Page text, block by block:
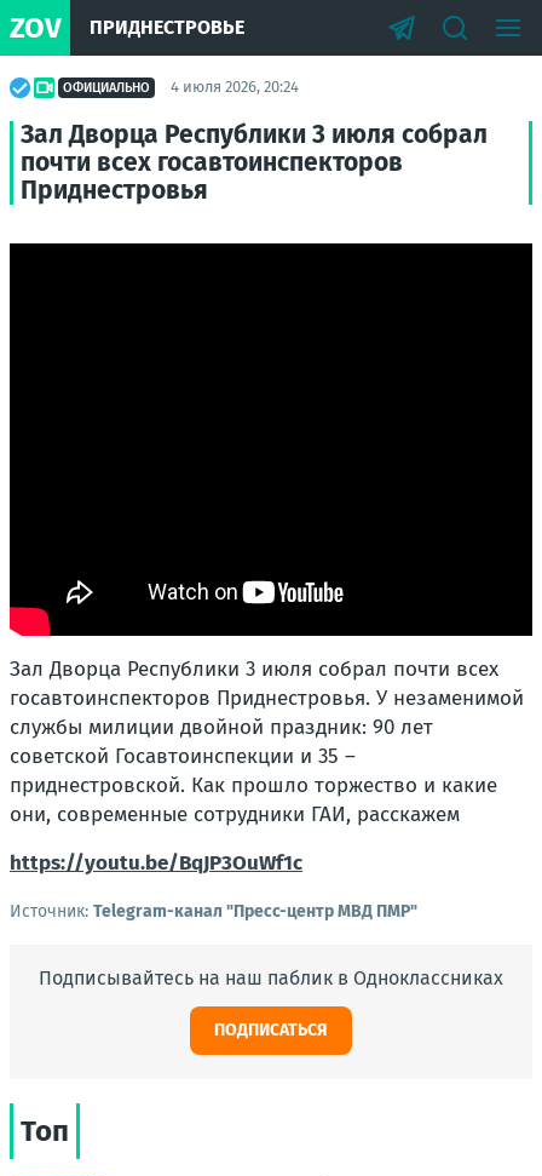
ZOV ПРИДНЕСТРОВЬЕ
ОФИЦИАЛЬНО 4 июля 2026, 20:24
Зал Дворца Республики 3 июля собрал
почти всех госавтоинспекторов
Приднестровья
Зал Дворца Республики 3 июля собрал почти всех
госавтоинспекторов Приднестровья. У незаменимой
службы милиции двойной праздник: 90 лет
советской Госавтоинспекции и 35 –
приднестровской. Как прошло торжество и какие
они, современные сотрудники ГАИ, расскажем
https://youtu.be/BqJP3OuWf1c
Источник: Telegram-канал "Пресс-центр МВД ПМР"
Подписывайтесь на наш паблик в Одноклассниках
ПОДПИСАТЬСЯ
Топ